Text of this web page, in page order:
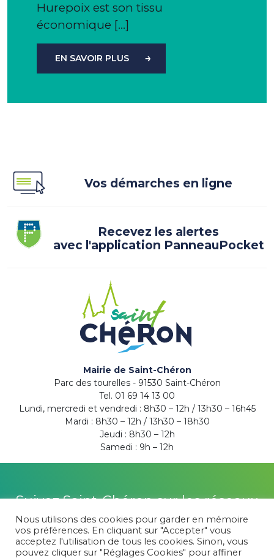
Hurepoix est son tissu
économique […]
EN SAVOIR PLUS
Vos démarches en ligne
Recevez les alertes
avec l'application PanneauPocket
Mairie de Saint-Chéron
Parc des tourelles - 91530 Saint-Chéron
Tel. 01 69 14 13 00
Lundi, mercredi et vendredi : 8h30 – 12h / 13h30 – 16h45
Mardi : 8h30 – 12h / 13h30 – 18h30
Jeudi : 8h30 – 12h
Samedi : 9h – 12h
Suivez Saint-Chéron sur les réseaux
Nous utilisons des cookies pour garder en mémoire
vos préférences. En cliquant sur "Accepter" vous
acceptez l'utilisation de tous les cookies. Sinon, vous
pouvez cliquer sur "Réglages Cookies" pour affiner